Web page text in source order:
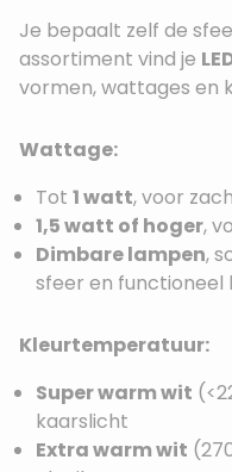
Je bepaalt zelf de
assortiment vind je
vormen, wattages en
Wattage:
Tot 1 watt, voor
1,5 watt of hoger,
Dimbare lampen,
sfeer en functioneel
Kleurtemperatuur:
Super warm wit
kaarslicht
Extra warm wit